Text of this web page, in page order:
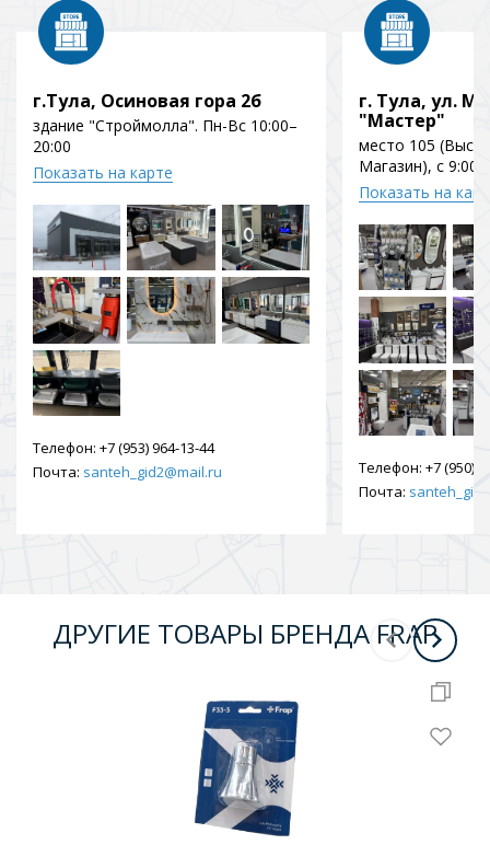
г.Тула, Осиновая гора 2б
здание "Строймолла". Пн-Вс 10:00–
20:00
Показать на карте
Телефон: +7 (953) 964-13-44
Почта: santeh_gid2@mail.ru
г. Тула, ул.
"Мастер"
место 105
Магазин), с 9:00
Показать на
Телефон: +7 (950)
Почта:
ДРУГИЕ ТОВАРЫ БРЕНДА FRAP